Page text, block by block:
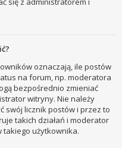
oznaczają, ile postów
na forum, np. moderatora
bezpośrednio zmieniać
witryny. Nie należy
swój licznik postów i przez to
takich działań i moderator
użytkownika.